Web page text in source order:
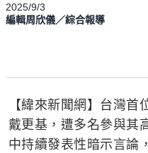
2025/9/3
編輯周欣儀／綜合報導
【緯來新聞網】台灣
戴更基，遭多名參與其
中持續發表性暗示言論